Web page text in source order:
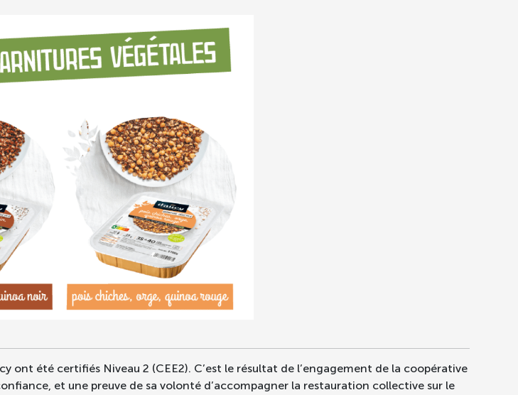
ont été certifiés Niveau 2 (CEE2). C’est le résultat de l’engagement de la coopérative
et une preuve de sa volonté d’accompagner la restauration collective sur le